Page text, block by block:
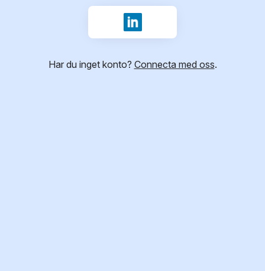
Logga in med LinkedIn
Har du inget konto? Connecta med oss.